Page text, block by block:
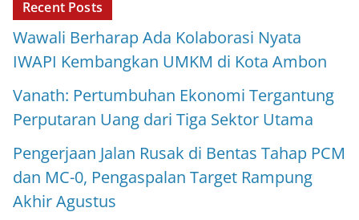
Recent Posts
Wawali Berharap Ada Kolaborasi Nyata
IWAPI Kembangkan UMKM di Kota Ambon
Vanath: Pertumbuhan Ekonomi Tergantung
Perputaran Uang dari Tiga Sektor Utama
Pengerjaan Jalan Rusak di Bentas Tahap PCM
dan MC-0, Pengaspalan Target Rampung
Akhir Agustus